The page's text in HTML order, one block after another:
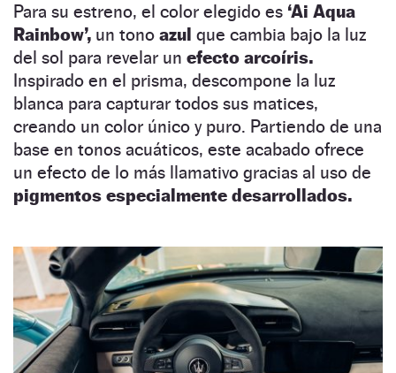
Para su estreno, el color elegido es ‘Ai Aqua
Rainbow’, un tono azul que cambia bajo la luz
del sol para revelar un efecto arcoíris.
Inspirado en el prisma, descompone la luz
blanca para capturar todos sus matices,
creando un color único y puro. Partiendo de una
base en tonos acuáticos, este acabado ofrece
un efecto de lo más llamativo gracias al uso de
pigmentos especialmente desarrollados.